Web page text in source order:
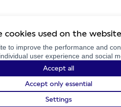
used on the website
to improve the performance and
user experience and social
Accept all
Accept only essential
Settings